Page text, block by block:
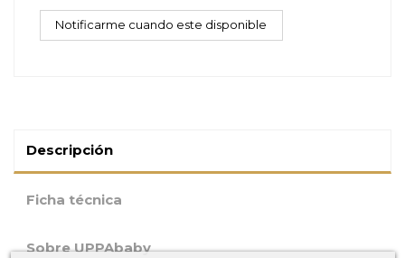
Descripción
Ficha técnica
Sobre UPPAbaby